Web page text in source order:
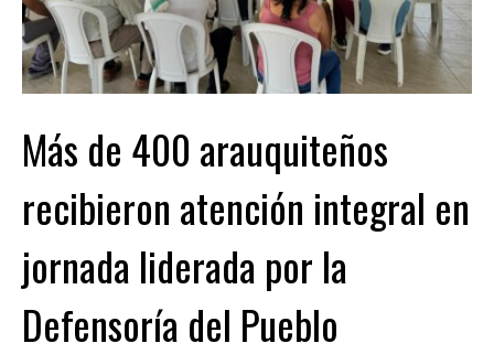
Más de 400 arauquiteños
recibieron atención integral en
jornada liderada por la
Defensoría del Pueblo